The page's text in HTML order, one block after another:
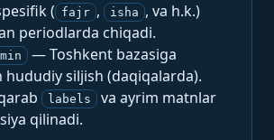
( fajr , isha , va h.k.)
periodlarda chiqadi.
— Toshkent bazasiga
hududiy siljish (daqiqalarda).
labels
va ayrim matnlar
qilinadi.